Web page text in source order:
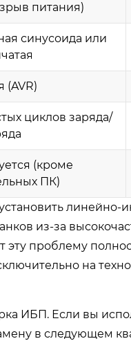
питания)
синусоида или
(AVR)
циклов заряда/
(кроме
ПК)
из-за
эту проблему
на
ИБП. Если вы
в следующем